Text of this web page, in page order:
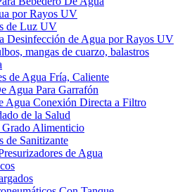
por Rayos UV
de Luz UV
Desinfección de Agua por Rayos UV
mangas de cuarzo, balastros
de Agua Fría, Caliente
Agua Para Garrafón
Agua Conexión Directa a Filtro
de la Salud
Grado Alimenticio
de Sanitizante
de Agua